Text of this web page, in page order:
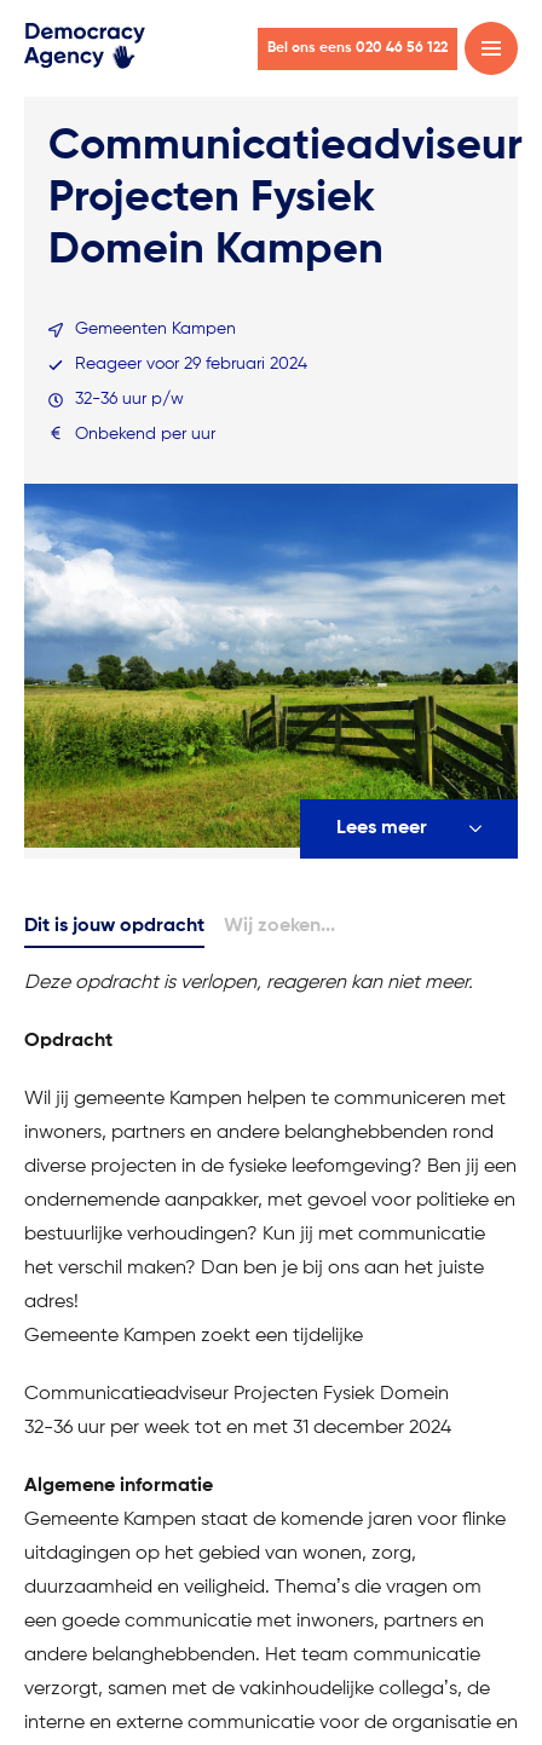
Open
menu
Bel ons eens 020 46 56 122
Communicatieadviseur
Projecten Fysiek
Domein Kampen
Gemeenten Kampen
Reageer voor 29 februari 2024
32-36 uur p/w
Onbekend per uur
Lees meer
Dit is jouw opdracht Wij zoeken...
Deze opdracht is verlopen, reageren kan niet meer.
Opdracht
Wil jij gemeente Kampen helpen te communiceren met
inwoners, partners en andere belanghebbenden rond
diverse projecten in de fysieke leefomgeving? Ben jij een
ondernemende aanpakker, met gevoel voor politieke en
bestuurlijke verhoudingen? Kun jij met communicatie
het verschil maken? Dan ben je bij ons aan het juiste
adres!
Gemeente Kampen zoekt een tijdelijke
Communicatieadviseur Projecten Fysiek Domein
32-36 uur per week tot en met 31 december 2024
Algemene informatie
Gemeente Kampen staat de komende jaren voor flinke
uitdagingen op het gebied van wonen, zorg,
duurzaamheid en veiligheid. Thema’s die vragen om
een goede communicatie met inwoners, partners en
andere belanghebbenden. Het team communicatie
verzorgt, samen met de vakinhoudelijke collega’s, de
interne en externe communicatie voor de organisatie en